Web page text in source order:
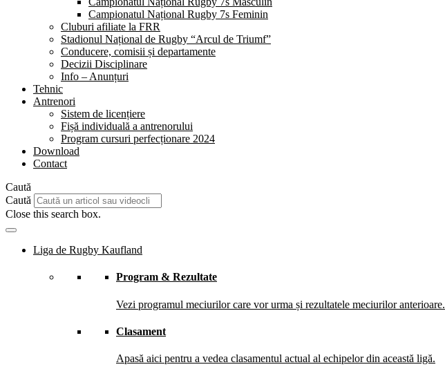
Campionatul Național Rugby 7s Feminin
Cluburi afiliate la FRR
Stadionul Național de Rugby “Arcul de Triumf”
Conducere, comisii și departamente
Decizii Disciplinare
Info – Anunțuri
Tehnic
Antrenori
Sistem de licențiere
Fișă individuală a antrenorului
Program cursuri perfecționare 2024
Download
Contact
Caută
Caută
Close this search box.
Liga de Rugby Kaufland
Program & Rezultate
Vezi programul meciurilor care vor urma și rezultatele meciurilor anterioare.
Clasament
Apasă aici pentru a vedea clasamentul actual al echipelor din această ligă.